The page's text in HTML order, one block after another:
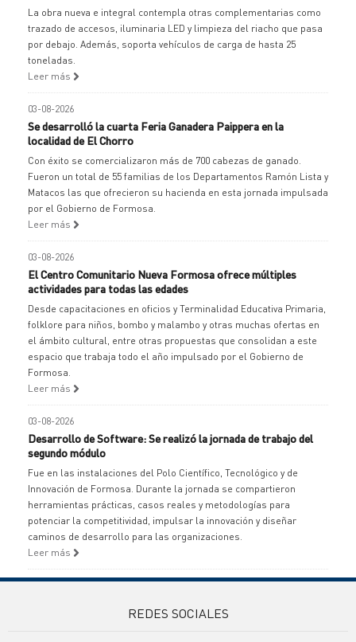
La obra nueva e integral contempla otras complementarias como
trazado de accesos, iluminaria LED y limpieza del riacho que pasa
por debajo. Además, soporta vehículos de carga de hasta 25
toneladas.
Leer más
03-08-2026
Se desarrolló la cuarta Feria Ganadera Paippera en la
localidad de El Chorro
Con éxito se comercializaron más de 700 cabezas de ganado.
Fueron un total de 55 familias de los Departamentos Ramón Lista y
Matacos las que ofrecieron su hacienda en esta jornada impulsada
por el Gobierno de Formosa.
Leer más
03-08-2026
El Centro Comunitario Nueva Formosa ofrece múltiples
actividades para todas las edades
Desde capacitaciones en oficios y Terminalidad Educativa Primaria,
folklore para niños, bombo y malambo y otras muchas ofertas en
el ámbito cultural, entre otras propuestas que consolidan a este
espacio que trabaja todo el año impulsado por el Gobierno de
Formosa.
Leer más
03-08-2026
Desarrollo de Software: Se realizó la jornada de trabajo del
segundo módulo
Fue en las instalaciones del Polo Científico, Tecnológico y de
Innovación de Formosa. Durante la jornada se compartieron
herramientas prácticas, casos reales y metodologías para
potenciar la competitividad, impulsar la innovación y diseñar
caminos de desarrollo para las organizaciones.
Leer más
REDES SOCIALES